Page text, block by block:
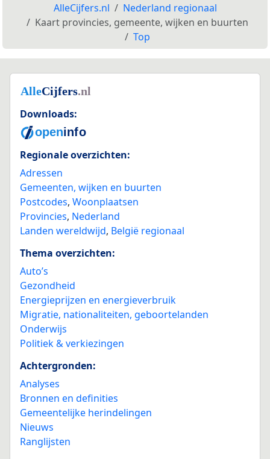
AlleCijfers.nl
Nederland regionaal
Kaart provincies, gemeente, wijken en buurten
Top
Downloads:
Regionale overzichten:
Adressen
Gemeenten, wijken en buurten
Postcodes, Woonplaatsen
Provincies, Nederland
Landen wereldwijd, België regionaal
Thema overzichten:
Auto’s
Gezondheid
Energieprijzen en energieverbruik
Migratie, nationaliteiten, geboortelanden
Onderwijs
Politiek & verkiezingen
Achtergronden:
Analyses
Bronnen en definities
Gemeentelijke herindelingen
Nieuws
Ranglijsten